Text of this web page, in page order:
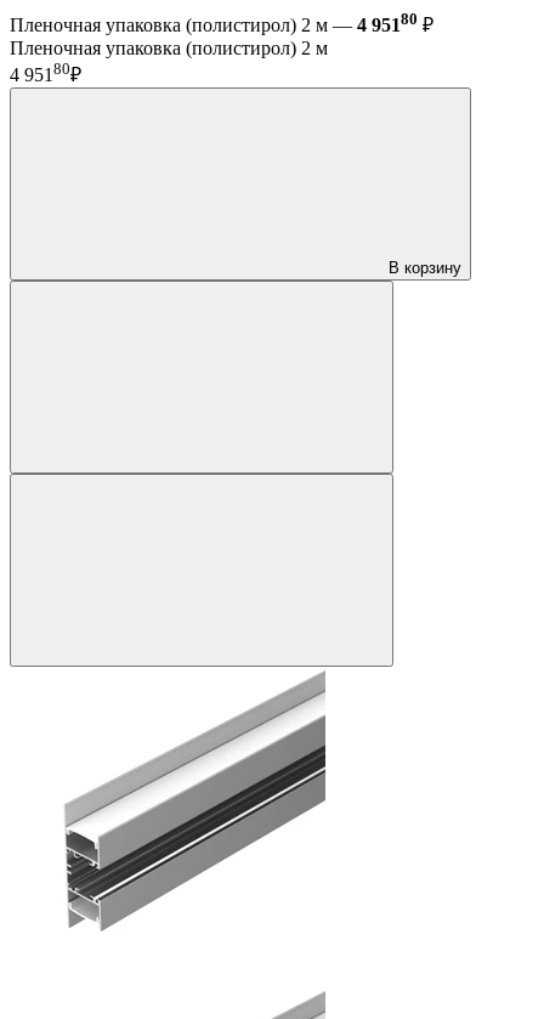
Пленочная упаковка (полистирол) 2 м — 4 95180 ₽
Пленочная упаковка (полистирол) 2 м
4 95180₽
В корзину